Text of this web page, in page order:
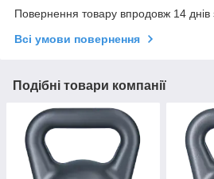
Повернення товару впродовж 14 днів
Всі умови повернення
Подібні товари компанії